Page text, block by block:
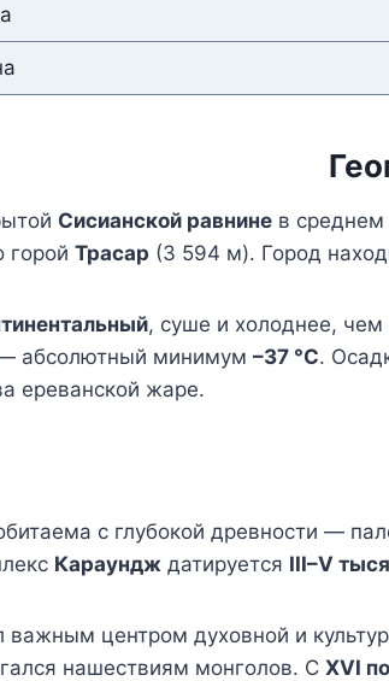
Сисианской равнине в
горой Трасар (3 594 м). Город
, суше и холоднее,
абсолютный минимум –37 °C.
ереванской жаре.
с глубокой древности —
Караундж датируется III–V
важным центром духовной и
нашествиям монголов. С XVI